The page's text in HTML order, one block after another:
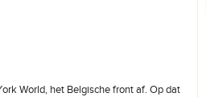
World, het Belgische front af. Op dat